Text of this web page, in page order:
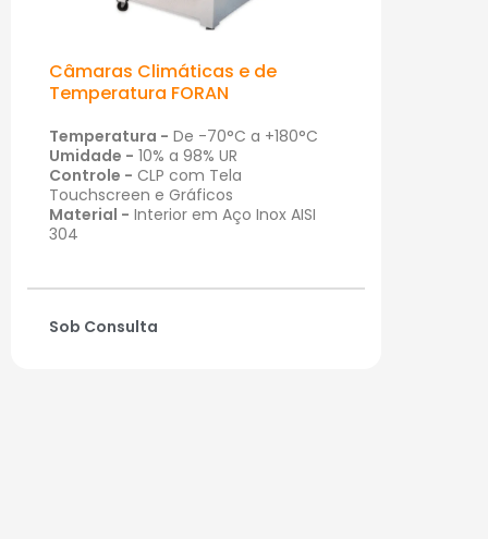
Câmaras Climáticas e de
Temperatura FORAN
Temperatura - De -70°C a +180°C
Umidade - 10% a 98% UR
Controle - CLP com Tela
Touchscreen e Gráficos
Material - Interior em Aço Inox AISI
304
Sob Consulta